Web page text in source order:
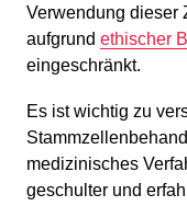
Verwendung dieser
aufgrund ethischer
eingeschränkt.
Es ist wichtig zu
medizinisches
geschulter und